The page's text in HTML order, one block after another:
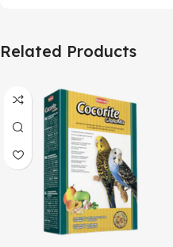
Related Products